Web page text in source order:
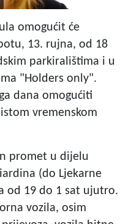
omogućit će
13. rujna, od 18
parkiralištima i u
"Holders only".
dana omogućiti
vremenskom
promet u dijelu
(do Ljekarne
od 19 do 1 sat ujutro.
vozila, osim